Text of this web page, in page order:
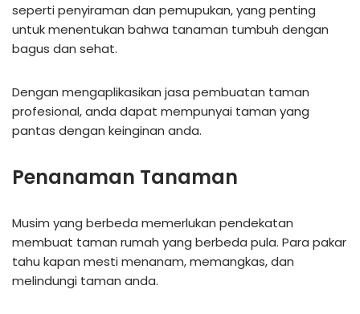
seperti penyiraman dan pemupukan, yang penting
untuk menentukan bahwa tanaman tumbuh dengan
bagus dan sehat.
Dengan mengaplikasikan jasa pembuatan taman
profesional, anda dapat mempunyai taman yang
pantas dengan keinginan anda.
Penanaman Tanaman
Musim yang berbeda memerlukan pendekatan
membuat taman rumah yang berbeda pula. Para pakar
tahu kapan mesti menanam, memangkas, dan
melindungi taman anda.